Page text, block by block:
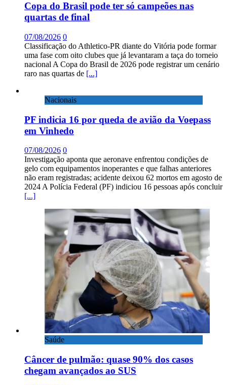
Copa do Brasil pode ter só campeões nas
quartas de final
07/08/2026 0
Classificação do Athletico-PR diante do Vitória pode formar
uma fase com oito clubes que já levantaram a taça do torneio
nacional A Copa do Brasil de 2026 pode registrar um cenário
raro nas quartas de [...]
Nacionais
PF indicia 16 por queda de avião da Voepass
em Vinhedo
07/08/2026 0
Investigação aponta que aeronave enfrentou condições de
gelo com equipamentos inoperantes e que falhas anteriores
não eram registradas; acidente deixou 62 mortos em agosto de
2024 A Polícia Federal (PF) indiciou 16 pessoas após concluir
[...]
Saúde
Câncer de pulmão: quase 90% dos casos
chegam avançados ao SUS